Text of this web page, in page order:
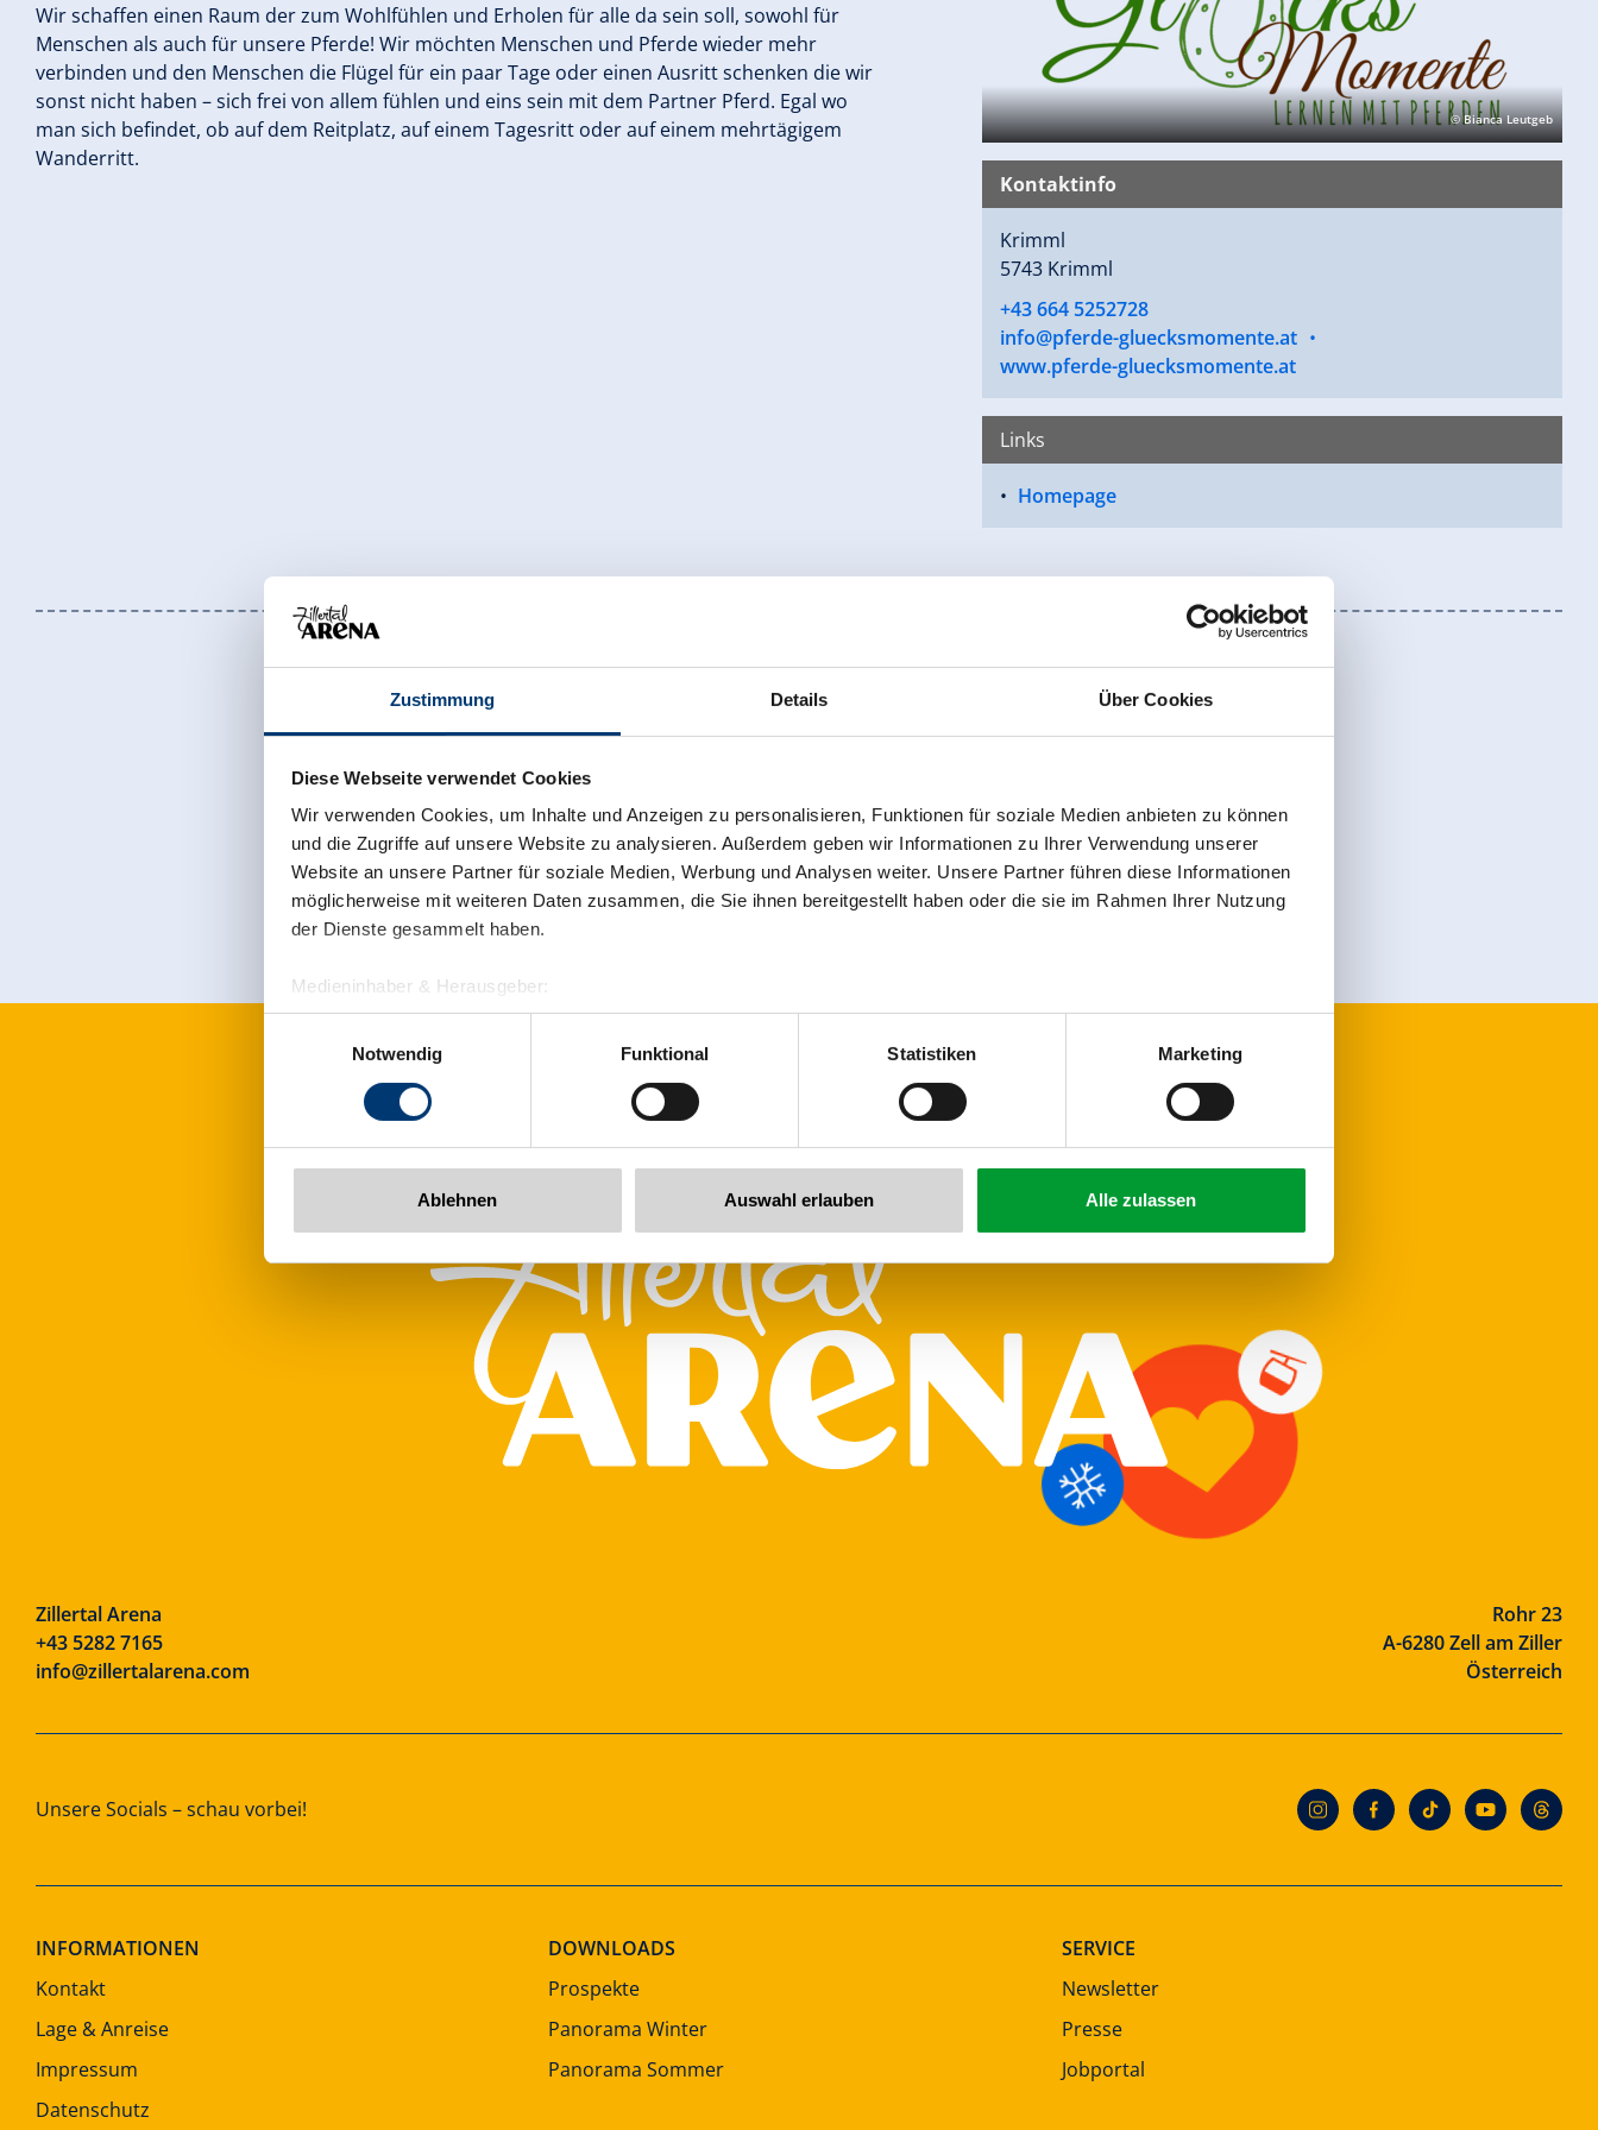
Zustimmung Details Über Cookies
Diese Webseite verwendet Cookies
Wir verwenden Cookies, um Inhalte und Anzeigen zu personalisieren, Funktionen für soziale Medien anbieten zu können
und die Zugriffe auf unsere Website zu analysieren. Außerdem geben wir Informationen zu Ihrer Verwendung unserer
Website an unsere Partner für soziale Medien, Werbung und Analysen weiter. Unsere Partner führen diese Informationen
möglicherweise mit weiteren Daten zusammen, die Sie ihnen bereitgestellt haben oder die sie im Rahmen Ihrer Nutzung
der Dienste gesammelt haben.
Medieninhaber & Herausgeber:
Zeller Bergbahnen Zillertal GmbH & Co KG
Rohr 23// A-6280 Zell am Ziller
www.zillertalarena.com
Notwendig
Funktional Statistiken Marketing
Ablehnen Auswahl erlauben Alle zulassen
Wir schaffen einen Raum der zum Wohlfühlen und Erholen für alle da sein soll, sowohl für
Menschen als auch für unsere Pferde! Wir möchten Menschen und Pferde wieder mehr
verbinden und den Menschen die Flügel für ein paar Tage oder einen Ausritt schenken die wir
sonst nicht haben – sich frei von allem fühlen und eins sein mit dem Partner Pferd. Egal wo
man sich befindet, ob auf dem Reitplatz, auf einem Tagesritt oder auf einem mehrtägigem
Wanderritt.
© Bianca Leutgeb
Kontaktinfo
Krimml
5743 Krimml
+43 664 5252728
info@pferde-gluecksmomente.at •
www.pferde-gluecksmomente.at
Links
Homepage
Jetzt für den newsletter anmelden! Anmelden
Zillertal Arena
+43 5282 7165
info@zillertalarena.com
Rohr 23
A-6280 Zell am Ziller
Österreich
Unsere Socials – schau vorbei!
INFORMATIONEN
Kontakt
Lage & Anreise
Impressum
Datenschutz
DOWNLOADS
Prospekte
Panorama Winter
Panorama Sommer
SERVICE
Newsletter
Presse
Jobportal